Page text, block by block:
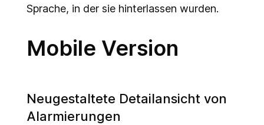
Sprache, in der sie hinterlassen wurden.
Mobile Version
Neugestaltete Detailansicht von
Alarmierungen